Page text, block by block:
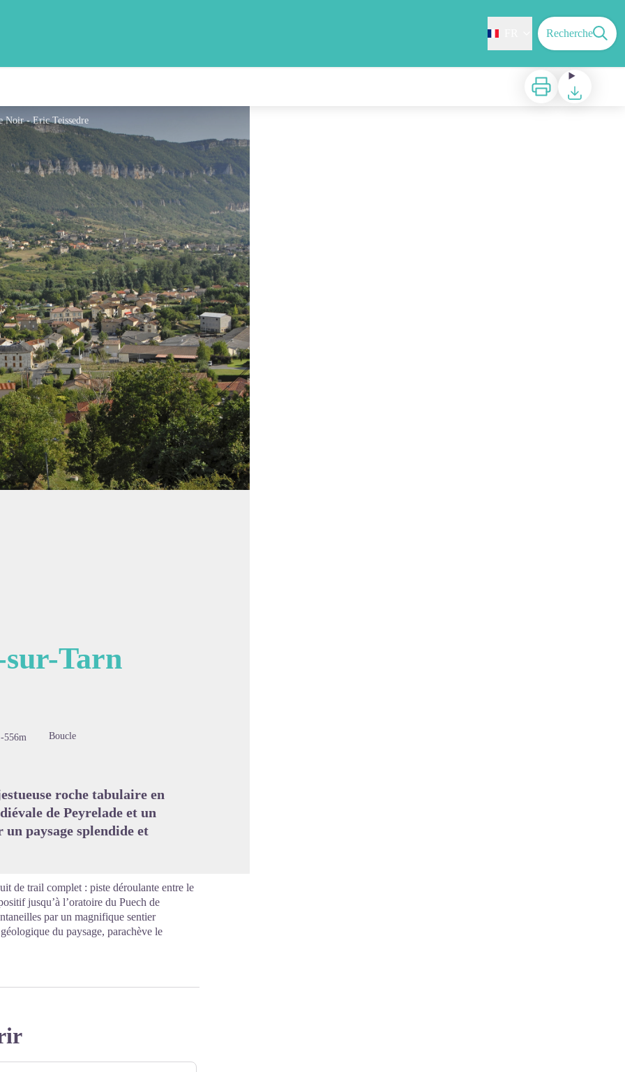
Recherche
Imprimer Télécharger
Noir - Eric Teissedre
Tarn
-556m
Boucle
roche tabulaire en
de Peyrelade et un
un paysage splendide et
de trail complet : piste déroulante entre le
jusqu’à l’oratoire du Puech de
par un magnifique sentier
du paysage, parachève le